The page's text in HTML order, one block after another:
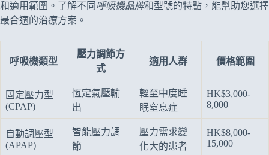
和適用範圍。了解不同 呼吸機品牌和型號的特點，能幫助您選擇
最合適的治療方案。
呼吸機類型
壓力調節方
式
適用人群 價格範圍
固定壓力型
(CPAP)
恆定氣壓輸
出
輕至中度睡
眠窒息症
HK$3,000-
8,000
自動調壓型
(APAP)
智能壓力調
節
壓力需求變
化大的患者
HK$8,000-
15,000